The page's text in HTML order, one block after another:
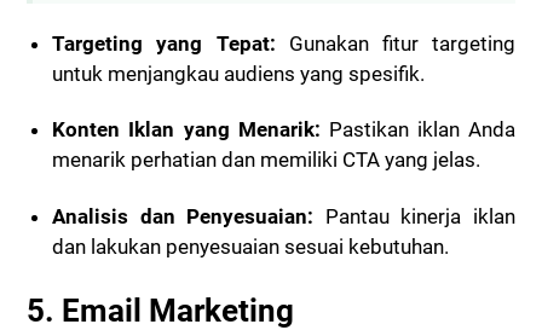
Targeting yang Tepat: Gunakan fitur targeting
untuk menjangkau audiens yang spesifik.
Konten Iklan yang Menarik: Pastikan iklan Anda
menarik perhatian dan memiliki CTA yang jelas.
Analisis dan Penyesuaian: Pantau kinerja iklan
dan lakukan penyesuaian sesuai kebutuhan.
5. Email Marketing